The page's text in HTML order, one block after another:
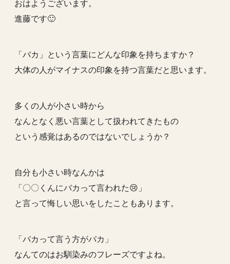
おはようございます。
進藤です🙂
「バカ」という言葉にどんな印象を持ちますか？
大体の人がマイナスの印象を持つ言葉だと思います。
多くの人が小さい時から
なんとなく悪い言葉として扱われてきたもの
という感覚はあるのではないでしょうか？
自分も小さい時なんかは
「〇〇くんにバカって言われた😢」
と言って悔しい思いをしたこともあります。
「バカって言う方がバカ」
なんてのはお馴染みのフレーズですよね。